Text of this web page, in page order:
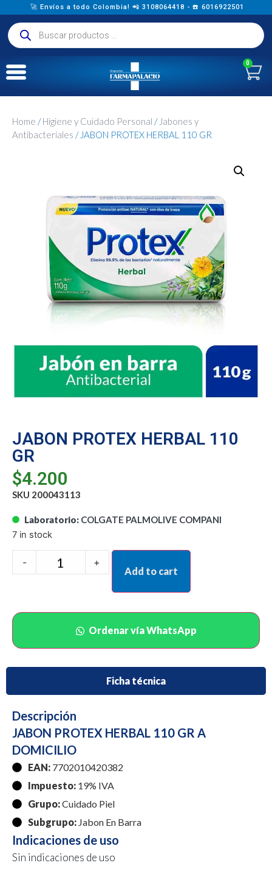
🚀 Envíos a todo Colombia! 📲 3108064418 - ☎️ 6016922501
0
Home /Higiene y Cuidado Personal / Jabones y
Antibacteriales / JABON PROTEX HERBAL 110 GR
JABON PROTEX HERBAL 110
GR
$4.200
SKU 200043113
Laboratorio: COLGATE PALMOLIVE COMPANI
7 in stock
- +
Add to cart
Ordenar vía WhatsApp
Ficha técnica
Descripción
JABON PROTEX HERBAL 110 GR A
DOMICILIO
EAN: 7702010420382
Impuesto: 19% IVA
Grupo:Cuidado Piel
Subgrupo: Jabon En Barra
Indicaciones de uso
Sin indicaciones de uso